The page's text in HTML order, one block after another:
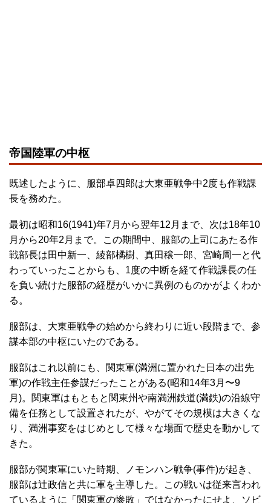
帝国陸軍の中枢
既述したように、服部卓四郎は大東亜戦争中2度も作戦課
長を務めた。
最初は昭和16(1941)年7月から翌年12月まで、次は18年10
月から20年2月まで。この期間中、服部の上司にあたる作
戦部長は田中新一、綾部橘樹、真田穣一郎、宮崎周一と代
わっていったことからも、1度の中断を経て作戦課長の任
を負い続けた服部の経歴がいかに異例のものかがよくわか
る。
服部は、大東亜戦争の始めから終わりに近い段階まで、参
謀本部の中枢にいたのである。
服部はこれ以前にも、関東軍(満洲に置かれた日本の出先
軍)の作戦主任参謀だったことがある(昭和14年3月〜9
月)。関東軍はもともと関東州や南満洲鉄道(満鉄)の沿線守
備を任務として設置されたが、やがてその規模は大きくな
り、満洲事変をはじめとして様々な場面で歴史を動かして
きた。
服部が関東軍にいた時期、ノモンハン戦争(事件)が起き、
服部は辻政信と共に軍を主導した。この戦いは従来言われ
ているように「関東軍の惨敗」ではなかったにせよ、ソビ